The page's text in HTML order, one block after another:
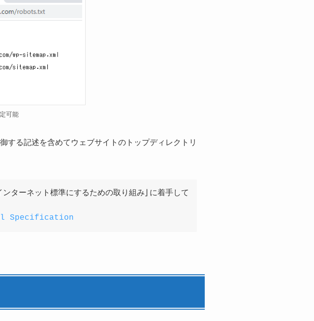
可能
る記述を含めてウェブサイトのトップディレクトリ
ネット標準にするための取り組み」に着手して
Specification